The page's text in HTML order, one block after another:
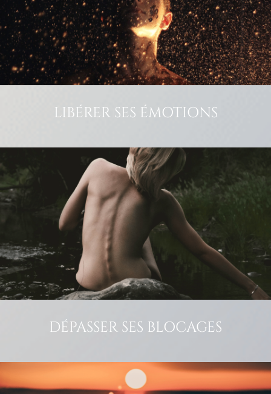
LIBÉRER SES ÉMOTIONS
DÉPASSER SES BLOCAGES